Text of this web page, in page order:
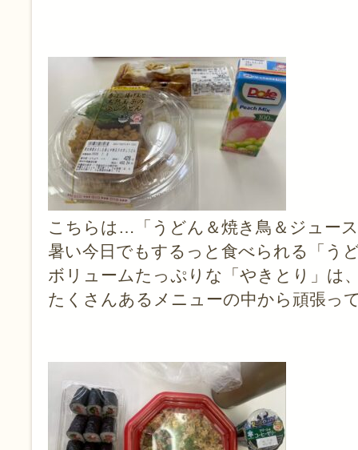
こちらは…「うどん＆焼き鳥＆ジュー
暑い今日でもするっと食べられる「う
ボリュームたっぷりな「やきとり」は
たくさんあるメニューの中から頑張っ